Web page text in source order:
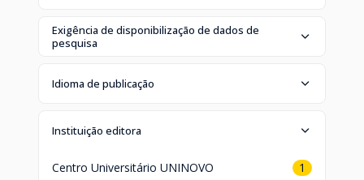
Exigência de disponibilização de dados de
pesquisa
Idioma de publicação
Instituição editora
Centro Universitário UNINOVO 1